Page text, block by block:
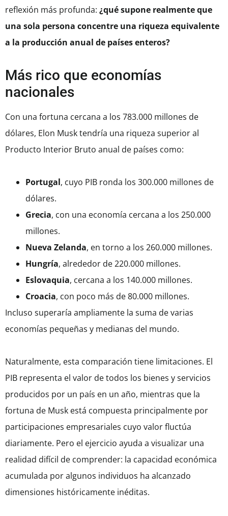
reflexión más profunda: ¿qué supone realmente que
una sola persona concentre una riqueza equivalente
a la producción anual de países enteros?
Más rico que economías
nacionales
Con una fortuna cercana a los 783.000 millones de
dólares, Elon Musk tendría una riqueza superior al
Producto Interior Bruto anual de países como:
Portugal, cuyo PIB ronda los 300.000 millones de
dólares.
Grecia, con una economía cercana a los 250.000
millones.
Nueva Zelanda, en torno a los 260.000 millones.
Hungría, alrededor de 220.000 millones.
Eslovaquia, cercana a los 140.000 millones.
Croacia, con poco más de 80.000 millones.
Incluso superaría ampliamente la suma de varias
economías pequeñas y medianas del mundo.
Naturalmente, esta comparación tiene limitaciones. El
PIB representa el valor de todos los bienes y servicios
producidos por un país en un año, mientras que la
fortuna de Musk está compuesta principalmente por
participaciones empresariales cuyo valor fluctúa
diariamente. Pero el ejercicio ayuda a visualizar una
realidad difícil de comprender: la capacidad económica
acumulada por algunos individuos ha alcanzado
dimensiones históricamente inéditas.